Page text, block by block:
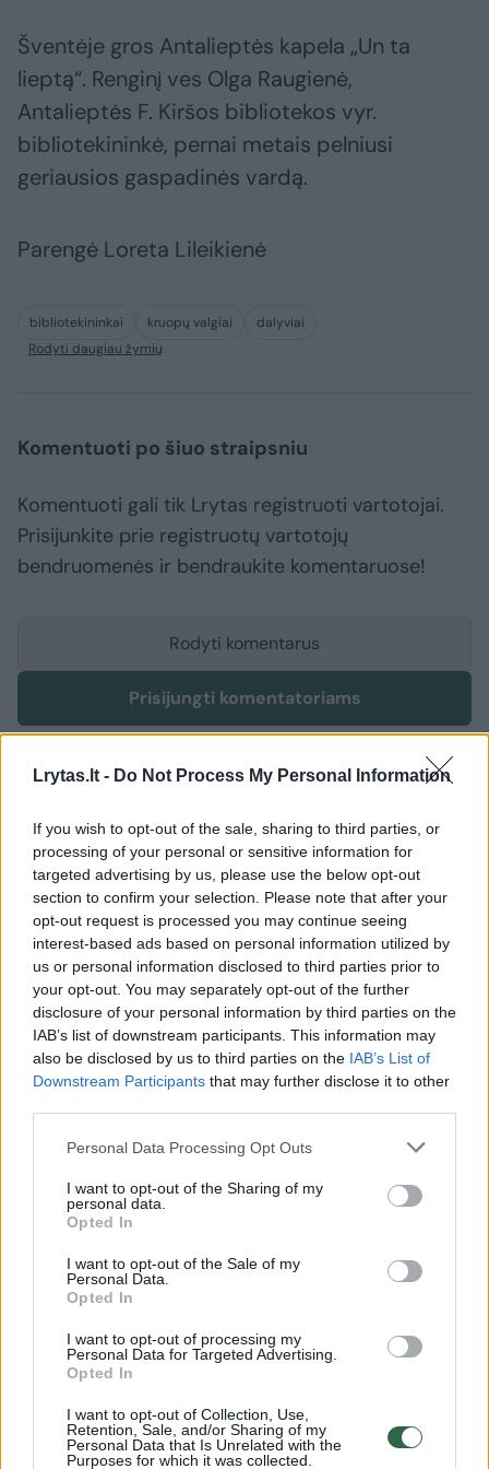
Lrytas.lt - Do Not Process My Personal Information
If you wish to opt-out of the sale, sharing to third parties, or
processing of your personal or sensitive information for
targeted advertising by us, please use the below opt-out
section to confirm your selection. Please note that after your
opt-out request is processed you may continue seeing
interest-based ads based on personal information utilized by
us or personal information disclosed to third parties prior to
your opt-out. You may separately opt-out of the further
disclosure of your personal information by third parties on the
IAB’s list of downstream participants. This information may
also be disclosed by us to third parties on the IAB’s List of
Downstream Participants that may further disclose it to other
Personal Data Processing Opt Outs
I want to opt-out of the Sharing of my
personal data.
Opted In
I want to opt-out of the Sale of my
Personal Data.
Opted In
I want to opt-out of processing my
Personal Data for Targeted Advertising.
Opted In
I want to opt-out of Collection, Use,
Retention, Sale, and/or Sharing of my
Personal Data that Is Unrelated with the
Purposes for which it was collected.
Šventėje gros Antalieptės kapela „Un ta
lieptą“. Renginį ves Olga Raugienė,
Antalieptės F. Kiršos bibliotekos vyr.
bibliotekininkė, pernai metais pelniusi
geriausios gaspadinės vardą.
Parengė Loreta Lileikienė
bibliotekininkai kruopų valgiai
dalyviai
Rodyti daugiau žymių
Komentuoti po šiuo straipsniu
Komentuoti gali tik Lrytas registruoti vartotojai.
Prisijunkite prie registruotų vartotojų
bendruomenės ir bendraukite komentaruose!
Rodyti komentarus
Prisijungti komentatoriams
Maistas Pasigamink
– tarsi vaikystėje (1)
2026 m. rugpjūčio 6 d. 09:42
Lrytas.lt
Receptas
Ryžių košė verdama visame pasaulyje, ir
ne be reikalo. Ji lengvai virškinama ir